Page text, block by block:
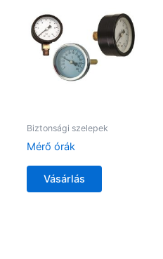
Biztonsági szelepek
Mérő órák
Vásárlás